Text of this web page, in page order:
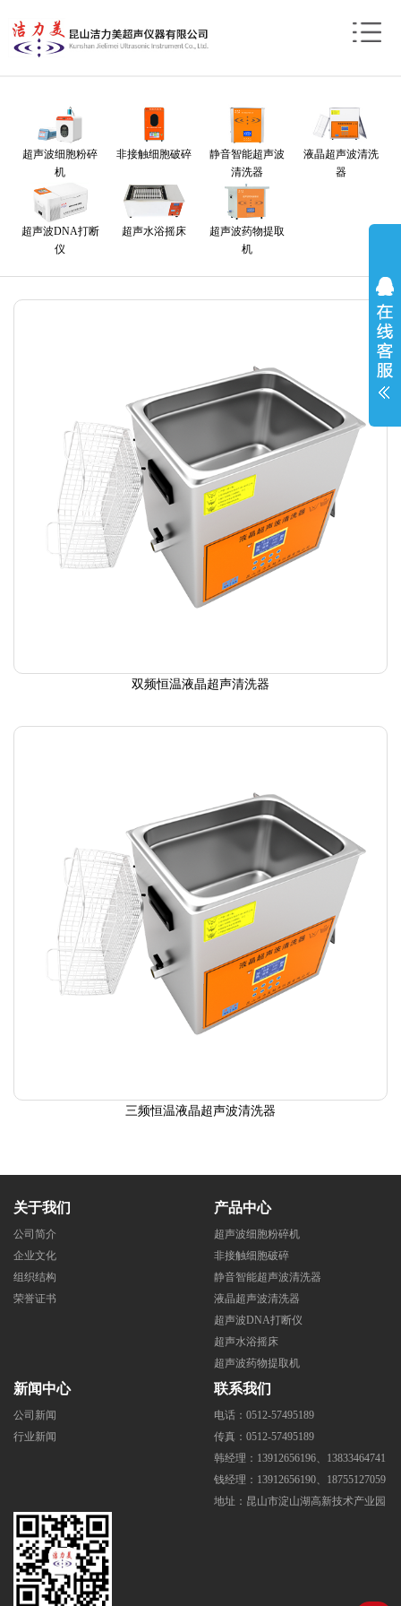
超声波细胞粉碎
机
非接触细胞破碎
静音智能超声波
清洗器
液晶超声波清洗
器
超声波DNA打断
仪
超声水浴摇床
超声波药物提取
机
双频恒温液晶超声清洗器
三频恒温液晶超声波清洗器
关于我们
公司简介
企业文化
组织结构
荣誉证书
产品中心
超声波细胞粉碎机
非接触细胞破碎
静音智能超声波清洗器
液晶超声波清洗器
超声波DNA打断仪
超声水浴摇床
超声波药物提取机
新闻中心
公司新闻
行业新闻
联系我们
电话：0512-57495189
传真：0512-57495189
韩经理：13912656196、13833464741
钱经理：13912656190、18755127059
地址：昆山市淀山湖高新技术产业园